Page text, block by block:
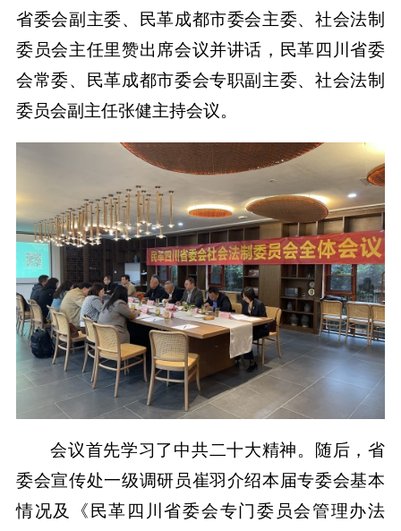
省委会副主委、民革成都市委会主委、社会法制
委员会主任里赞出席会议并讲话，民革四川省委
会常委、民革成都市委会专职副主委、社会法制
委员会副主任张健主持会议。
会议首先学习了中共二十大精神。随后，省
委会宣传处一级调研员崔羽介绍本届专委会基本
情况及《民革四川省委会专门委员会管理办法